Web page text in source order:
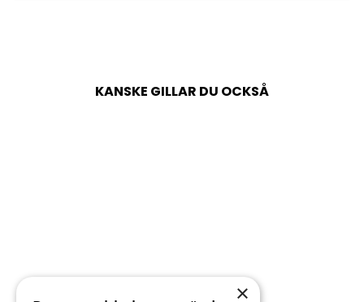
KANSKE GILLAR DU OCKSÅ
×